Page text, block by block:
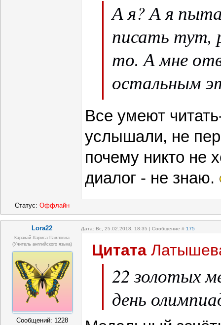
А я? А я
писать тут,
то. А мне
остальным
реакции.
Все умеют
услышали, не
почему никто не
диалог - не знаю.
Статус: Оффлайн
Lora22 Дата: Вс, 25.02.2018, 18:35 | Сообщение # 175
Каракай Лариса Павловна
(учитель английского языка)
Сообщений: 1228
Цитата
22 золотых
день